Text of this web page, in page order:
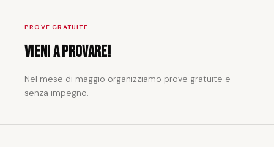
PROVE GRATUITE
Vieni a provare!
Nel mese di maggio organizziamo prove gratuite e
senza impegno.